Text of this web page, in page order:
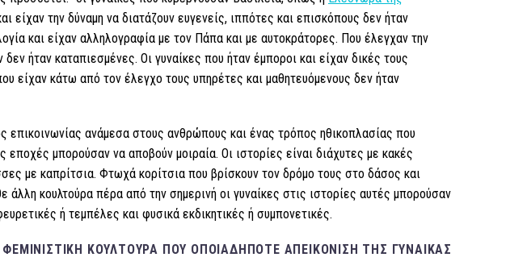
είχαν την δύναμη να διατάζουν ευγενείς, ιππότες και επισκόπους δεν ήταν
και είχαν αλληλογραφία με τον Πάπα και με αυτοκράτορες. Που έλεγχαν την
ήταν καταπιεσμένες. Οι γυναίκες που ήταν έμποροι και είχαν δικές τους
είχαν κάτω από τον έλεγχο τους υπηρέτες και μαθητευόμενους δεν ήταν
επικοινωνίας ανάμεσα στους ανθρώπους και ένας τρόπος ηθικοπλασίας που
μπορούσαν να αποβούν μοιραία. Οι ιστορίες είναι διάχυτες με κακές
με καπρίτσια. Φτωχά κορίτσια που βρίσκουν τον δρόμο τους στο δάσος και
κουλτούρα πέρα από την σημερινή οι γυναίκες στις ιστορίες αυτές μπορούσαν
ή τεμπέλες και φυσικά εκδικητικές ή συμπονετικές.
ΚΟΥΛΤΟΎΡΑ ΠΟΥ ΟΠΟΙΑΔΉΠΟΤΕ ΑΠΕΙΚΌΝΙΣΗ ΤΗΣ ΓΥΝΑΊΚΑΣ